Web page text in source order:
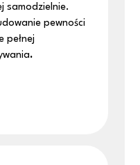
samodzielnie.
pewności
pełnej
.